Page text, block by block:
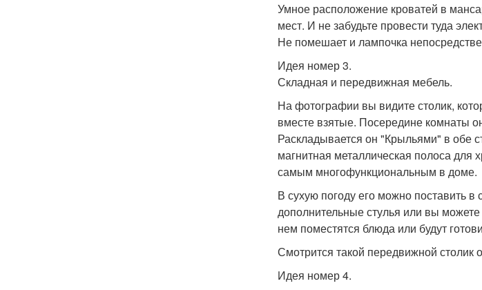
Умное расположение кроватей в
мест. И не забудьте провести туда
Не помешает и лампочка
Идея номер 3.
Складная и передвижная мебель.
На фотографии вы видите столик,
вместе взятые. Посередине комнаты
Раскладывается он "Крыльями" в обе
магнитная металлическая полоса
самым многофункциональным в доме.
В сухую погоду его можно поставить в
дополнительные стулья или вы
нем поместятся блюда или будут
Смотрится такой передвижной столик
Идея номер 4.